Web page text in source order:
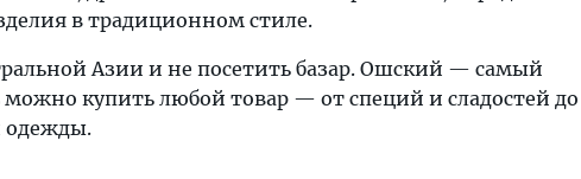
в традиционном стиле.
Азии и не посетить базар. Ошский — самый
можно купить любой товар — от специй и сладостей до
одежды.